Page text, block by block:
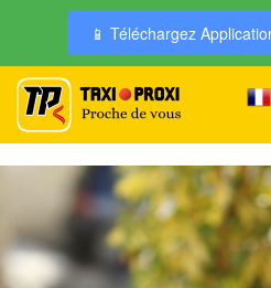
📱 Téléchargez